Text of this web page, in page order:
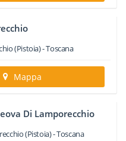
(Pistoia) -Toscana
Mappa
Di Lamporecchio
(Pistoia) -Toscana